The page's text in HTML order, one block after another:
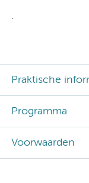
.
Praktische
Programma
Voorwaarden